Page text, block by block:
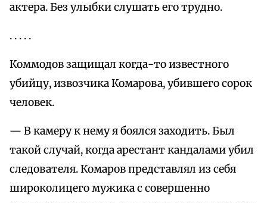
актера. Без улыбки слушать его трудно.
. . . . .
Коммодов защищал когда-то известного
убийцу, извозчика Комарова, убившего сорок
человек.
— В камеру к нему я боялся заходить. Был
такой случай, когда арестант кандалами убил
следователя. Комаров представлял из себя
широколицего мужика с совершенно